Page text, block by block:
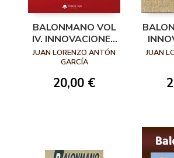
BALONMANO VOL
IV. INNOVACIONES
Y
CONTRIBUCIONES
PARA LA
EVOLUCIÓN DEL
JUAN LORENZO ANTÓN
GARCÍA
20,00 €
JUAN